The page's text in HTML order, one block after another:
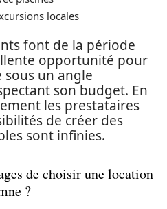
locales
font de la période
opportunité pour
sous un angle
son budget. En
les prestataires
de créer des
sont infinies.
de choisir une location
?